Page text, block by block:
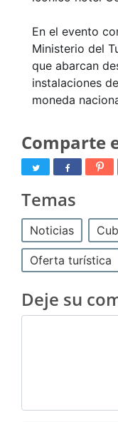
En el evento
Ministerio del
que abarcan
instalaciones
moneda
Comparte
Temas
Noticias
Oferta turística
Deje su